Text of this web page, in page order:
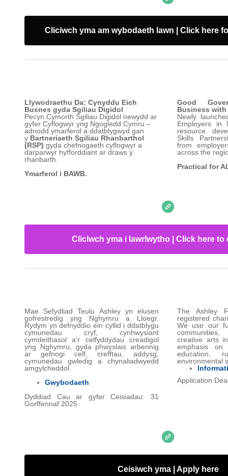
Cliciwch yma am wybodaeth lawn | Click here
Llywodraethu Da: Cynyddu Eich
Busnes gyda Sgiliau Digidol
Pecyn Cymorth Sgiliau Digidol newydd ar
gyfer Cyflogwyr yng Ngogledd Cymru –
adnodd ymarferol a ddatblygwyd gan
y Bartneriaeth Sgiliau Rhanbarthol
(RSP) gyda chefnogaeth cyflogwyr a
darparwyr hyfforddiant ar draws y
rhanbarth.
Ymarferol i BAWB.
Good
Business
Newly
Employers in
resource
Skills
from
across the
Practical for
Cliciwch yma i lawrlwytho | Click here to
Mae Sefydliad Teulu Ashley yn elusen
gofrestredig yng Nghymru a Lloegr.
Rydym yn defnyddio ein cyllid i ddatblygu
cymunedau cryf, cynhwysiant
cymdeithasol a’r celfyddydau creadigol
yng Nghymru, gyda phwyslais arbennig
ar gefnogi celf, crefftau, addysg,
cymunedau gwledig a chynaliadwyedd
amgylcheddol.
Gwybodaeth
Dyddiad Cau ar gyfer Ceisiadau: 31
Gorffennaf 2025
The Ashley
registered
We use our
creative arts
emphasis on
education,
environmental
Application
Ceisiwch yma | Apply here